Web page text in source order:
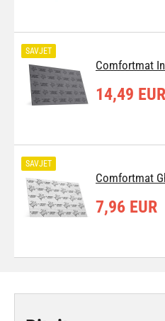
Comfortmat
SAVJET
14,49 EUR
Comfortmat
SAVJET
7,96 EUR